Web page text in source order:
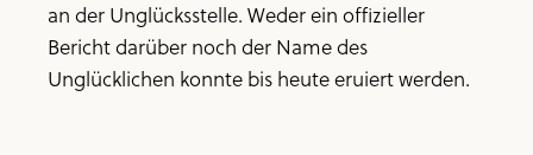
an der Unglücksstelle. Weder ein offizieller
Bericht darüber noch der Name des
Unglücklichen konnte bis heute eruiert werden.